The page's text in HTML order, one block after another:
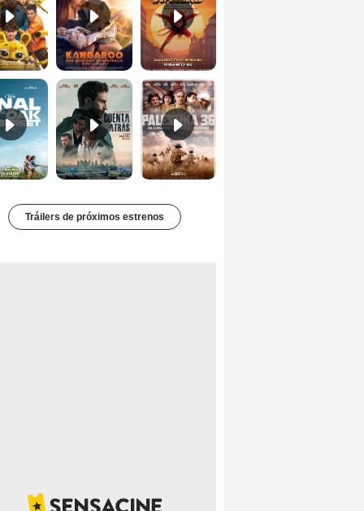
El final de Oak Street Tráiler Cuentra atrás Tráiler Palestina 36 Tráiler VOSE
Tráilers de próximos estrenos